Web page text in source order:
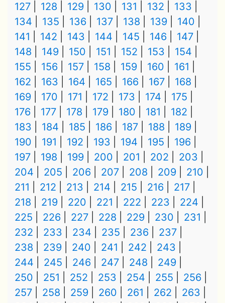
127
128 129 130 131 132
133
134
135 136 137 138 139
140
141
142 143 144 145 146
147
148
149 150 151 152 153
154
155
156 157 158 159 160
161
162
163 164 165 166 167
168
169
170 171 172 173 174
175
176
177 178 179 180 181
182
183
184 185 186 187 188
189
190
191 192 193 194 195
196
197
198 199 200 201 202
203
204
205 206 207 208 209
210
211
212 213 214 215 216
217
218
219 220 221 222 223
224
225
226 227 228 229 230
231
232
233 234 235 236
237
238
239 240 241 242
243
244
245 246 247 248
249
250
251 252 253 254 255
256
257
258 259 260 261 262
263